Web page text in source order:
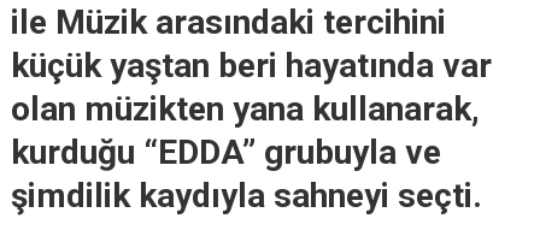
ile Müzik arasındaki tercihini
küçük yaştan beri hayatında var
olan müzikten yana kullanarak,
kurduğu “EDDA” grubuyla ve
şimdilik kaydıyla sahneyi seçti.